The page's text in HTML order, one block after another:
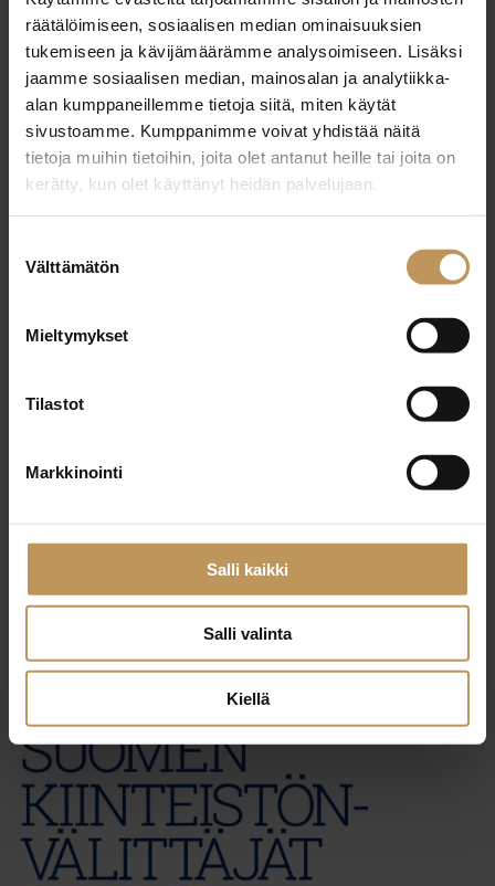
räätälöimiseen, sosiaalisen median ominaisuuksien
tukemiseen ja kävijämäärämme analysoimiseen. Lisäksi
jaamme sosiaalisen median, mainosalan ja analytiikka-
alan kumppaneillemme tietoja siitä, miten käytät
sivustoamme. Kumppanimme voivat yhdistää näitä
tietoja muihin tietoihin, joita olet antanut heille tai joita on
kerätty, kun olet käyttänyt heidän palvelujaan.
valinta
Välttämätön
Mieltymykset
Tilastot
Markkinointi
Salli kaikki
Salli valinta
Kiellä
29.2.2024
Ari Saariniemi
Lue artikkeli
Tea Tiitu
Lue artikkeli